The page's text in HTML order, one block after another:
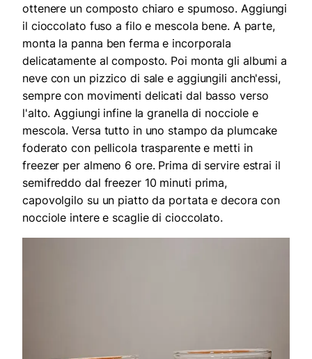
ottenere un composto chiaro e spumoso. Aggiungi
il cioccolato fuso a filo e mescola bene. A parte,
monta la panna ben ferma e incorporala
delicatamente al composto. Poi monta gli albumi a
neve con un pizzico di sale e aggiungili anch'essi,
sempre con movimenti delicati dal basso verso
l'alto. Aggiungi infine la granella di nocciole e
mescola. Versa tutto in uno stampo da plumcake
foderato con pellicola trasparente e metti in
freezer per almeno 6 ore. Prima di servire estrai il
semifreddo dal freezer 10 minuti prima,
capovolgilo su un piatto da portata e decora con
nocciole intere e scaglie di cioccolato.